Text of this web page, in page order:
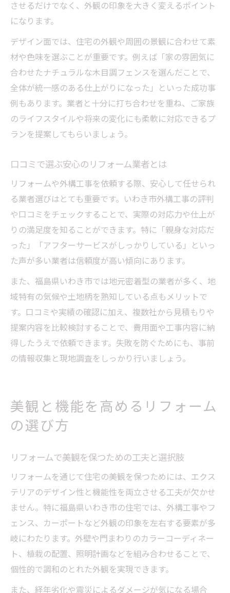
させるだけでなく、外観の印象を大きく変えるポイント
になります。
デザイン面では、住宅の外観や周囲の景観に合わせて素
材や色味を選ぶことが重要です。例えば「家の雰囲気に
合わせたナチュラルな木目調フェンスを選んだことで、
全体が統一感のある仕上がりになった」といった成功事
例もあります。業者と十分に打ち合わせを重ね、ご家族
のライフスタイルや将来の変化にも柔軟に対応できるプ
ランを提案してもらいましょう。
口コミで選ぶ安心のリフォーム業者とは
リフォームや外構工事を依頼する際、安心して任せられ
る業者選びはとても重要です。いわき市外構工事の評判
や口コミをチェックすることで、実際の対応力や仕上が
りの満足度を知ることができます。特に「親身な対応だ
った」「アフターサービスがしっかりしている」といっ
た声が多い業者は信頼度が高い傾向にあります。
また、福島県いわき市では地元密着型の業者が多く、地
域特有の気候や土地柄を熟知している点もメリットで
す。口コミや実績の確認に加え、複数社から見積もりや
提案内容を比較検討することで、費用面や工事内容に納
得したうえで依頼できます。失敗を防ぐためにも、事前
の情報収集と現地調査をしっかり行いましょう。
美観と機能を高めるリフォーム
の選び方
リフォームで美観を保つための工夫と選択肢
リフォームを通じて住宅の美観を保つためには、エクス
テリアのデザイン性と機能性を両立させる工夫が欠かせ
ません。特に福島県いわき市の住宅では、外構工事やフ
ェンス、カーポートなど外観の印象を左右する要素が多
岐にわたります。外壁や門まわりのカラーコーディネー
ト、植栽の配置、照明計画などを組み合わせることで、
個性的で調和のとれた外観を実現できます。
また、経年劣化や震災によるダメージが気になる場合